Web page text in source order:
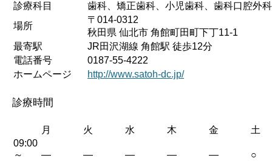
診療科目
歯科、矯正歯科、小児歯科、歯科口腔外科
場所
〒014-0312
秋田県 仙北市 角館町田町下丁11-1
最寄駅
JR田沢湖線 角館駅 徒歩12分
電話番号
0187-55-4222
ホームページ
http://www.satoh-dc.jp/
診療時間
月 火 水 木 金
土
09:00
～
— — — — — ○